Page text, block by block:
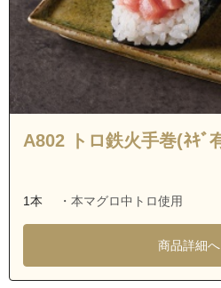
A802 トロ鉄火手巻(ﾈｷﾞ
1本 ・本マグロ中トロ使用
商品詳細へ